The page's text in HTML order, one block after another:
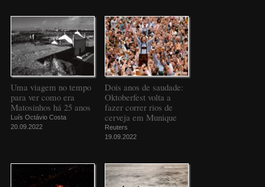
Uma viagem no tempo
para ver como era
Matosinhos há 25 anos
Luís Octávio Costa
20.09.2022
Dois anos de saudade:
Oktoberfest volta a
fazer correr rios de
cerveja em Munique
Reuters
19.09.2022